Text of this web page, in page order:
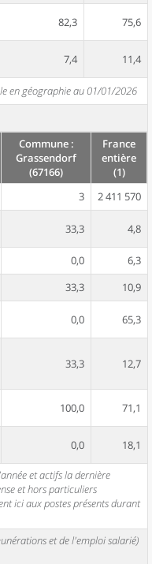
82,3 75,6
7,4 11,4
en géographie au 01/01/2026
Commune :
Grassendorf
(67166)
France
entière
(1)
3
2 411 570
33,3 4,8
0,0
6,3
33,3
10,9
0,0 65,3
33,3 12,7
100,0 71,1
0,0 18,1
et actifs la dernière
et hors particuliers
ici aux postes présents durant
et de l'emploi salarié)